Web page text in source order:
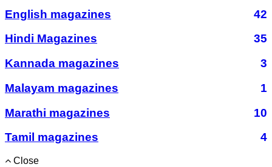
English magazines
42
Hindi Magazines
35
Kannada magazines
3
Malayam magazines
1
Marathi magazines
10
Tamil magazines
4
Close